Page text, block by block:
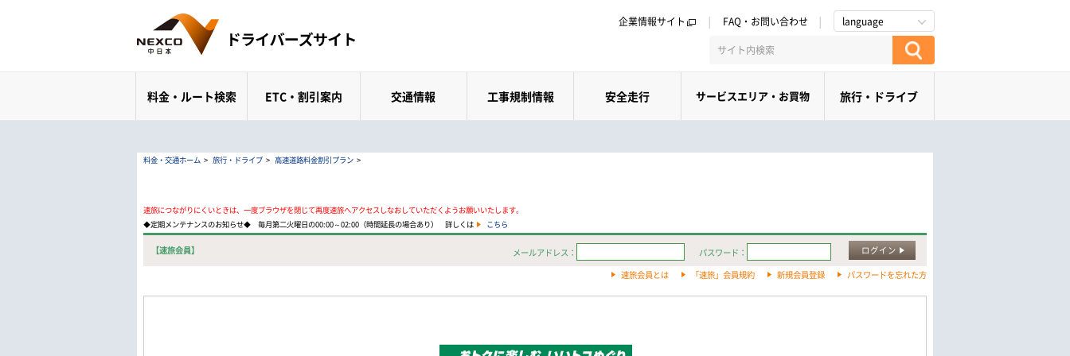
企業情報サイト FAQ・お問い合わせ language
料金・ルート検索 ETC・割引案内 交通情報 工事規制情報 安全走行 サービスエリア・お買物 旅行・ドライブ
料金・交通ホーム > 旅行・ドライブ > 高速道路料金割引プラン >
速旅につながりにくいときは、一度ブラウザを閉じて再度速旅へアクセスしなおしていただくようお願いいたします。
◆定期メンテナンスのお知らせ◆ 毎月第二火曜日の00:00～02:00（時間延長の場合あり） 詳しくは
こちら
【速旅会員】 メールアドレス： パスワード： ログイン
速旅会員とは 「速旅」会員規約 新規会員登録 パスワードを忘れた方